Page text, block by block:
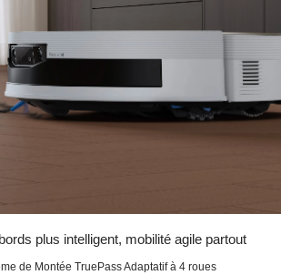
plus intelligent, mobilité agile partout
de Montée TruePass Adaptatif à 4 roues